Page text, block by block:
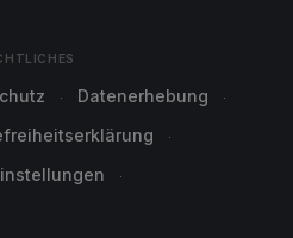
Datenerhebung